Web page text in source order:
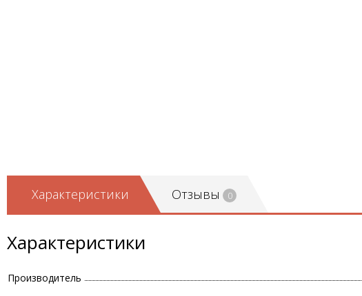
Характеристики Отзывы 0
Характеристики
Производитель